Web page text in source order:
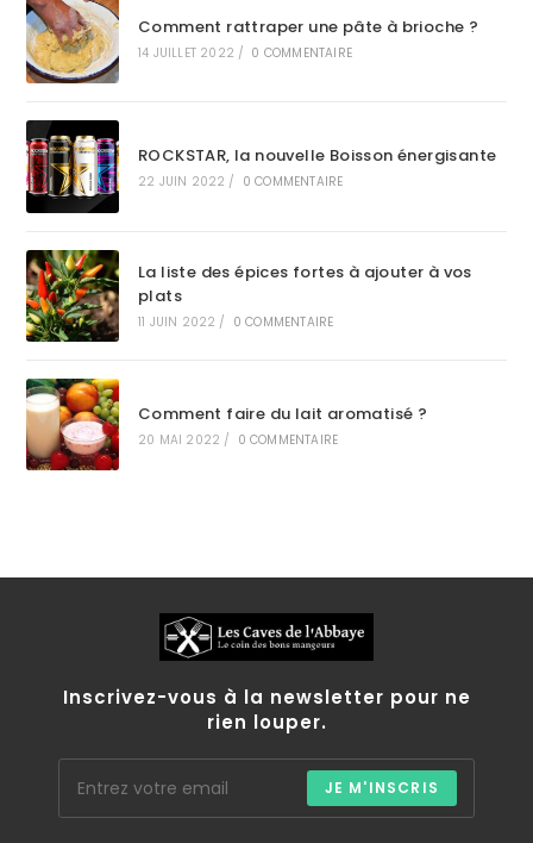
Comment rattraper une pâte à brioche ?
14 JUILLET 2022 / 0 COMMENTAIRE
ROCKSTAR, la nouvelle Boisson énergisante
22 JUIN 2022 / 0 COMMENTAIRE
La liste des épices fortes à ajouter à vos
plats
11 JUIN 2022 / 0 COMMENTAIRE
Comment faire du lait aromatisé ?
20 MAI 2022 / 0 COMMENTAIRE
Inscrivez-vous à la newsletter pour ne
rien louper.
JE M'INSCRIS